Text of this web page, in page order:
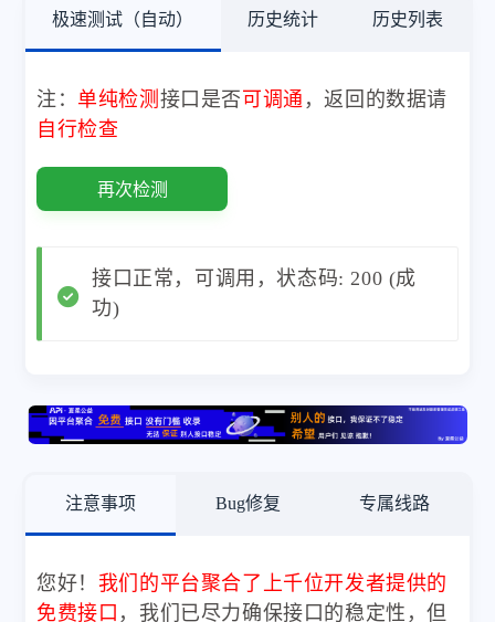
极速测试（自动） 历史统计 历史列表
注： 单纯检测 接口是否 可调通 ，返回的数据请
自行检查
再次检测
接口正常，可调用，状态码: 200 (成
功)
注意事项 Bug修复 专属线路
您好！ 我们的平台聚合了上千位开发者提供的
免费接口 ，我们已尽力确保接口的稳定性，但